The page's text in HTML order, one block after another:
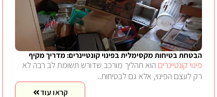
הבטחת בטיחות מקסימלית בפינוי קונטיינרים: מדריך מקיף
פינוי קונטיינרים הוא תהליך מורכב שדורש תשומת לב רבה לא
רק לעצם הפינוי, אלא גם לבטיחות..
קראו עוד